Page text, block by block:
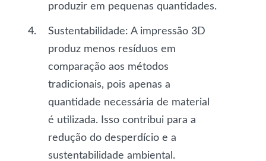
produzir em pequenas quantidades.
Sustentabilidade: A impressão 3D
produz menos resíduos em
comparação aos métodos
tradicionais, pois apenas a
quantidade necessária de material
é utilizada. Isso contribui para a
redução do desperdício e a
sustentabilidade ambiental.